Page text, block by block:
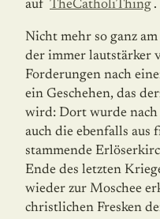
auf TheCatholiThing .
Nicht mehr so ganz
der immer lautstärker
Forderungen nach
ein Geschehen, das
wird: Dort wurde
auch die ebenfalls
stammende
Ende des letzten
wieder zur Moschee
christlichen Fresken